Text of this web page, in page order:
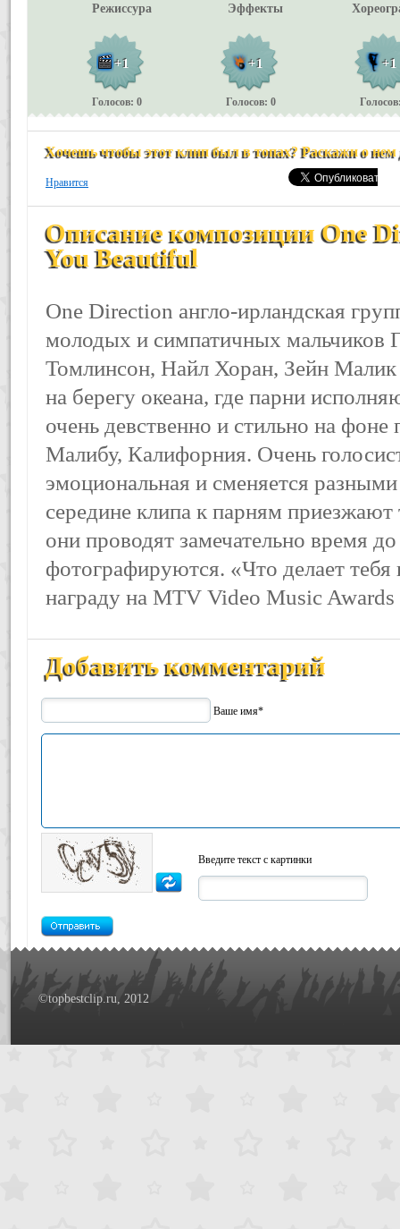
Режиссура Эффекты
+1 +1 +1
Голосов: 0 Голосов: 0
Хочешь чтобы этот клип был в топах? Раскажи о нем
Нравится
Описание композиции One
You Beautiful
One Direction англо-ирландская
молодых и симпатичных мальчиков
Томлинсон, Найл Хоран, Зейн
на берегу океана, где парни
очень девственно и стильно на
Малибу, Калифорния. Очень
эмоциональная и сменяется
середине клипа к парням
они проводят замечательно время
фотографируются. «Что делает тебя
награду на MTV Video Music
Добавить комментарий
Ваше имя*
Введите текст с картинки
©topbestclip.ru, 2012